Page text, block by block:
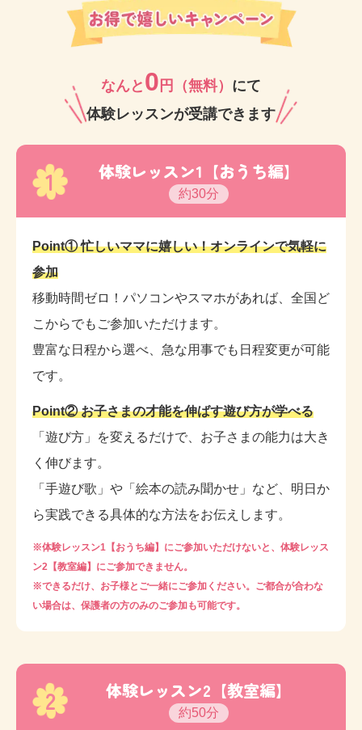
なんと 0 円（無料） にて
体験レッスンが受講できます
1 体験レッスン1【おうち編】
約30分
Point① 忙しいママに嬉しい！オンラインで気軽に
参加
移動時間ゼロ！パソコンやスマホがあれば、全国ど
こからでもご参加いただけます。
豊富な日程から選べ、急な用事でも日程変更が可能
です。
Point② お子さまの才能を伸ばす遊び方が学べる
「遊び方」を変えるだけで、お子さまの能力は大き
く伸びます。
「手遊び歌」や「絵本の読み聞かせ」など、明日か
ら実践できる具体的な方法をお伝えします。
※体験レッスン1【おうち編】にご参加いただけないと、体験レッス
ン2【教室編】にご参加できません。
※できるだけ、お子様とご一緒にご参加ください。ご都合が合わな
い場合は、保護者の方のみのご参加も可能です。
2 体験レッスン2【教室編】
約50分